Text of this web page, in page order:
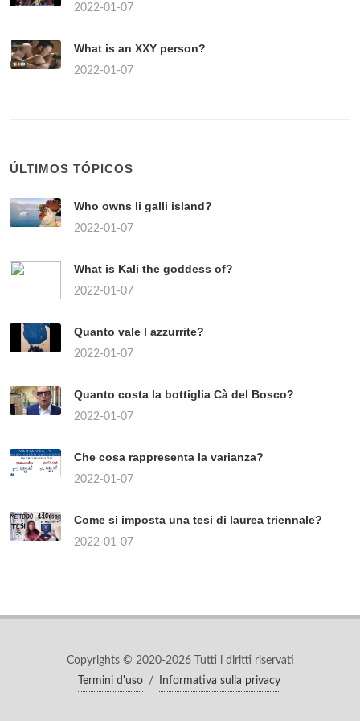
2022-01-07
What is an XXY person?
2022-01-07
ÚLTIMOS TÓPICOS
Who owns li galli island?
2022-01-07
What is Kali the goddess of?
2022-01-07
Quanto vale l azzurrite?
2022-01-07
Quanto costa la bottiglia Cà del Bosco?
2022-01-07
Che cosa rappresenta la varianza?
2022-01-07
Come si imposta una tesi di laurea triennale?
2022-01-07
Copyrights © 2020-2026 Tutti i diritti riservati
Termini d'uso
/ Informativa sulla privacy